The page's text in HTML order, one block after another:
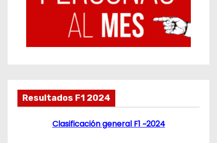
Resultados F1 2024
Clasificación general F1 ~2024